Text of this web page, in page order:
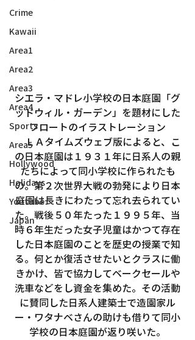
Crime
Kawaii
Area1
Area2
Area3
Area4
Sports
Area5
Hollywood
Holidays
Youtube
Japan
シエラ・マドレ小学校の日本庭園「グ
ッドウィル・ガーデン」を題材にした
フロートのイラストレーション
ＬＡタイムズウェブ版によると、こ
の日本庭園は１９３１年に日系人の親
たちによって同小学校に作られたも
の。第２次世界大戦の勃発により日本
庭園は長きにわたって忘れ去られてい
た。戦後５０年たった１９９５年、当
時６年生だった女子児童はかつて存在
した日本庭園のことを歴史の授業で知
る。何とか復活させたいとクラスに働
きかけ、皆で協力してベークセールや
洗車などをし資金を集めた。その活動
に賛同した日系人建築士で造園家ル
ー・ワタナベさんの助けも借りて同小
学校の日本庭園が返り咲いた。